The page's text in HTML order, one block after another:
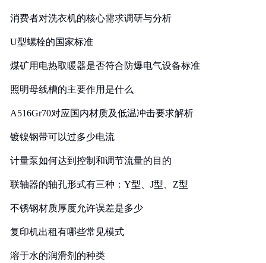
消费者对洗衣机的核心需求调研与分析
U型螺栓的国家标准
煤矿用电热取暖器是否符合防爆电气设备标准
照明母线槽的主要作用是什么
A516Gr70对应国内材质及低温冲击要求解析
镀镍钢带可以过多少电流
计量泵如何达到控制和调节流量的目的
联轴器的轴孔形式有三种：Y型、J型、Z型
不锈钢材质厚度允许误差是多少
复印机出租有哪些常见模式
溶于水的润滑剂的种类